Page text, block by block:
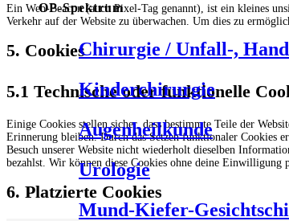
OP-Spektrum
Chirurgie / Unfall-,
Kinderchirurgie
Augenheilkunde
Urologie
Mund-Kiefer-
Ein Web-Beacon (auch Pixel-Tag genannt), ist ein kleines
Verkehr auf der Website zu überwachen. Um dies zu
5. Cookies
5.1 Technische oder funktionelle
Einige Cookies stellen sicher, dass bestimmte Teile der
Erinnerung bleiben. Durch das Setzen funktionaler Cookies
Besuch unserer Website nicht wiederholt dieselben
bezahlst. Wir können diese Cookies ohne deine Einwilligung
6. Platzierte Cookies